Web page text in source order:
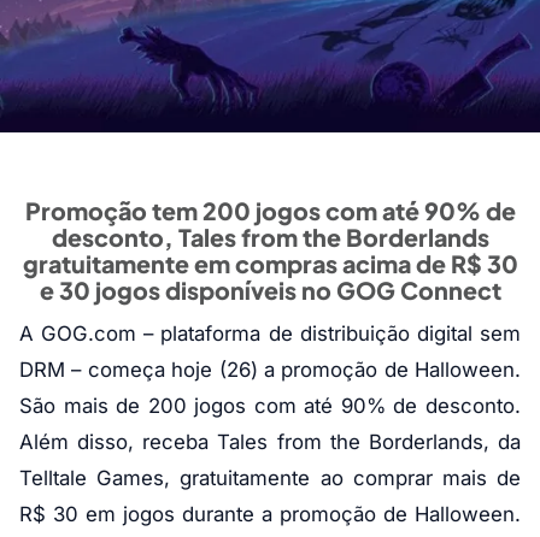
Promoção tem 200 jogos com até 90% de
desconto, Tales from the Borderlands
gratuitamente em compras acima de R$ 30
e 30 jogos disponíveis no GOG Connect
A GOG.com – plataforma de distribuição digital sem
DRM – começa hoje (26) a promoção de Halloween.
São mais de 200 jogos com até 90% de desconto.
Além disso, receba Tales from the Borderlands, da
Telltale Games, gratuitamente ao comprar mais de
R$ 30 em jogos durante a promoção de Halloween.